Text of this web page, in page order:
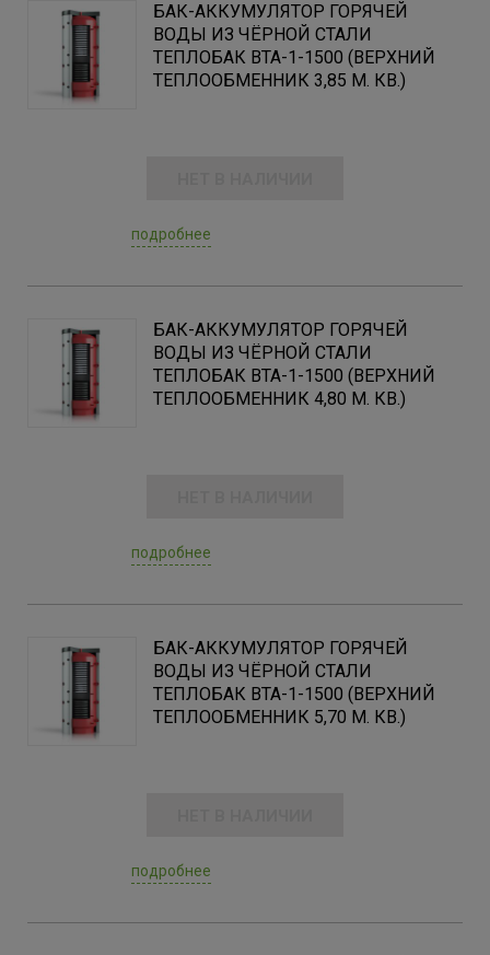
БАК-АККУМУЛЯТОР ГОРЯЧЕЙ
ВОДЫ ИЗ ЧЁРНОЙ СТАЛИ
ТЕПЛОБАК ВТА-1-1500 (ВЕРХНИЙ
ТЕПЛООБМЕННИК 3,85 М. КВ.)
подробнее
БАК-АККУМУЛЯТОР ГОРЯЧЕЙ
ВОДЫ ИЗ ЧЁРНОЙ СТАЛИ
ТЕПЛОБАК ВТА-1-1500 (ВЕРХНИЙ
ТЕПЛООБМЕННИК 4,80 М. КВ.)
подробнее
БАК-АККУМУЛЯТОР ГОРЯЧЕЙ
ВОДЫ ИЗ ЧЁРНОЙ СТАЛИ
ТЕПЛОБАК ВТА-1-1500 (ВЕРХНИЙ
ТЕПЛООБМЕННИК 5,70 М. КВ.)
подробнее